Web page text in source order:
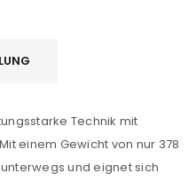
Technik mit
einem Gewicht von nur 378
und eignet sich